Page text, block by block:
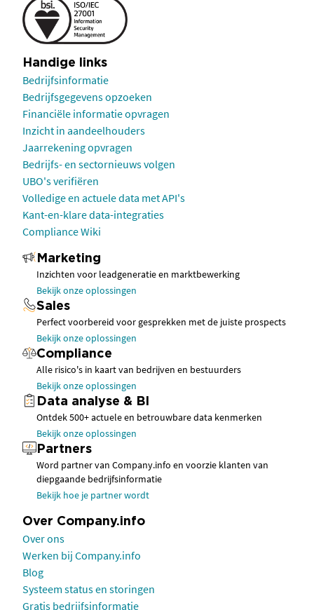
Handige links
Bedrijfsinformatie
Bedrijfsgegevens opzoeken
Financiële informatie opvragen
Inzicht in aandeelhouders
Jaarrekening opvragen
Bedrijfs- en sectornieuws volgen
UBO's verifiëren
Volledige en actuele data met API's
Kant-en-klare data-integraties
Compliance Wiki
Marketing
Inzichten voor leadgeneratie en marktbewerking
Bekijk onze oplossingen
Sales
Perfect voorbereid voor gesprekken met de juiste prospects
Bekijk onze oplossingen
Compliance
Alle risico's in kaart van bedrijven en bestuurders
Bekijk onze oplossingen
Data analyse & BI
Ontdek 500+ actuele en betrouwbare data kenmerken
Bekijk onze oplossingen
Partners
Word partner van Company.info en voorzie klanten van
diepgaande bedrijfsinformatie
Bekijk hoe je partner wordt
Over Company.info
Over ons
Werken bij Company.info
Blog
Systeem status en storingen
Gratis bedrijfsinformatie